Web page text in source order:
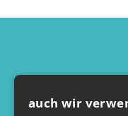
auch wir